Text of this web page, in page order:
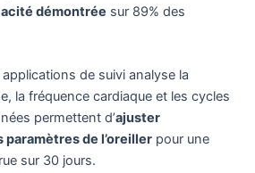
démontrée sur 89% des
applications de suivi analyse la
la fréquence cardiaque et les cycles
permettent d’ajuster
de l’oreiller pour une
sur 30 jours.